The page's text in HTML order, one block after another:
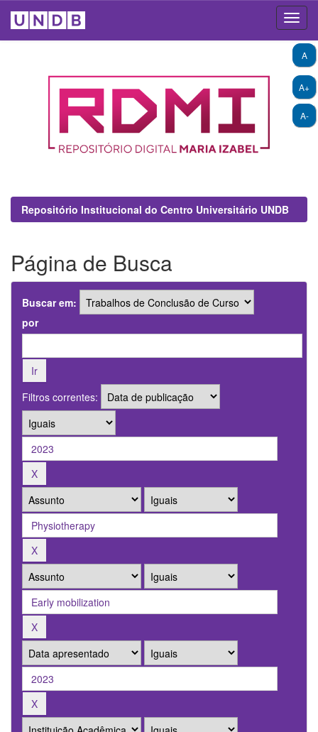
A+
A-
A
Repositório Institucional do Centro Universitário UNDB
Página de Busca
Buscar em:
por
Filtros correntes: